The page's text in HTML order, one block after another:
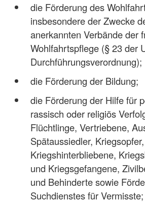
die Förderung des
insbesondere der Zwecke
anerkannten Verbände der
Wohlfahrtspflege (§ 23 der
Durchführungsverordnung);
die Förderung der Bildung;
die Förderung der Hilfe für
rassisch oder religiös
Flüchtlinge, Vertriebene,
Spätaussiedler, Kriegsopfer,
Kriegshinterbliebene,
und Kriegsgefangene,
und Behinderte sowie
Suchdienstes für Vermisste;